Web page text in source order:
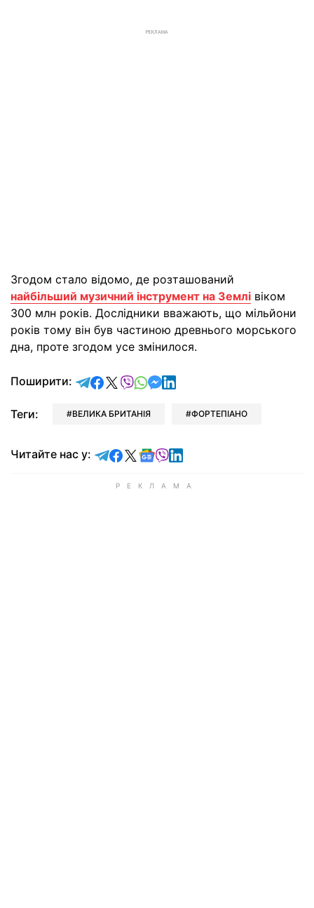
РЕКЛАМА
Згодом стало відомо, де розташований
найбільший музичний інструмент на Землі віком
300 млн років. Дослідники вважають, що мільйони
років тому він був частиною древнього морського
дна, проте згодом усе змінилося.
Поширити: відправити у Telegram
поділитись у Facebook
поділитись у X
відправити у Viber
відправити у Whatsapp
відправити у Messenger
відправити у LinkedIn
Теги: ВЕЛИКА БРИТАНІЯ ФОРТЕПІАНО
Читайте нас у: Читайте у Telegram
Читайте у Facebook
Читайте у X
Читайте у Google news
Читайте у Viber
Читайте у LinkedIn